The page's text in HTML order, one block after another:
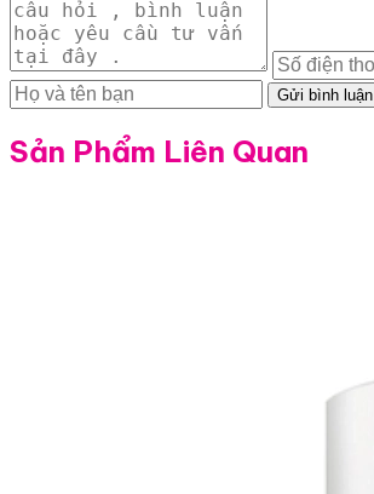
Gửi bình luận
Sản Phẩm Liên Quan